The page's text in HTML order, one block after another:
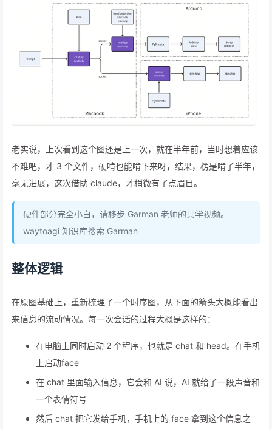
老实说，上次看到这个图还是上一次，就在半年前，当时想着应该
不难吧，才 3 个文件，硬啃也能啃下来呀，结果，楞是啃了半年，
毫无进展，这次借助 claude，才稍微有了点眉目。
硬件部分完全小白，请移步 Garman 老师的共学视频。
waytoagi 知识库搜索 Garman
整体逻辑
在原图基础上，重新梳理了一个时序图，从下面的箭头大概能看出
来信息的流动情况。每一次会话的过程大概是这样的：
在电脑上同时启动 2 个程序，也就是 chat 和 head。在手机
上启动face
在 chat 里面输入信息，它会和 AI 说，AI 就给了一段声音和
一个表情符号
然后 chat 把它发给手机，手机上的 face 拿到这个信息之